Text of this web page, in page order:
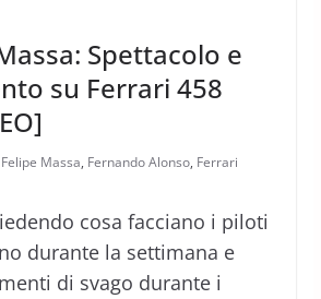
Spettacolo e
su Ferrari 458
Felipe Massa, Fernando Alonso, Ferrari
cosa facciano i piloti
durante la settimana e
di svago durante i